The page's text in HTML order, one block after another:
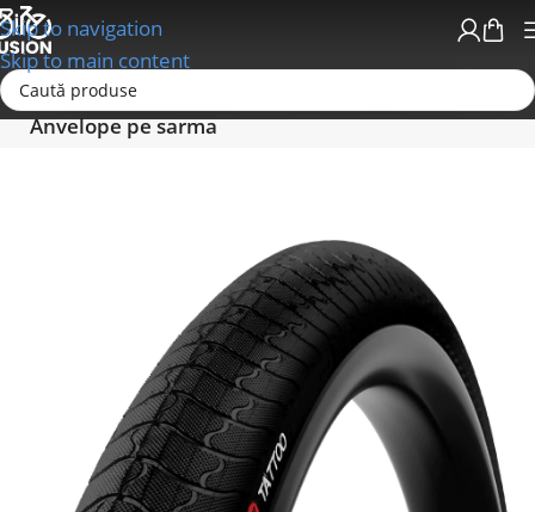
Skip to navigation
Skip to main content
Prima pagină
Anvelope pe sarma